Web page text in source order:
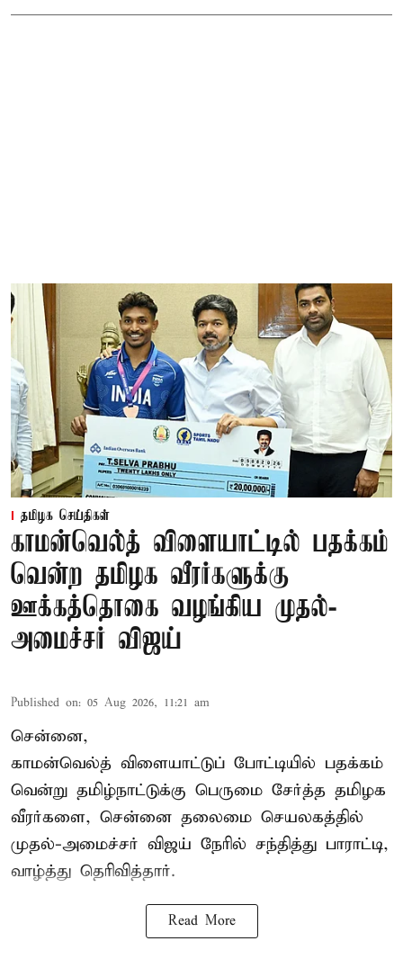
தமிழக செய்திகள்
காமன்வெல்த் விளையாட்டில் பதக்கம்
வென்ற தமிழக வீரர்களுக்கு
ஊக்கத்தொகை வழங்கிய முதல்-
அமைச்சர் விஜய்
Published on: 05 Aug 2026, 11:21 am
சென்னை,
காமன்வெல்த் விளையாட்டுப் போட்டியில் பதக்கம்
வென்று தமிழ்நாட்டுக்கு பெருமை சேர்த்த தமிழக
வீரர்களை, சென்னை தலைமை செயலகத்தில்
முதல்-அமைச்சர் விஜய் நேரில் சந்தித்து பாராட்டி,
வாழ்த்து தெரிவித்தார்.
Read More